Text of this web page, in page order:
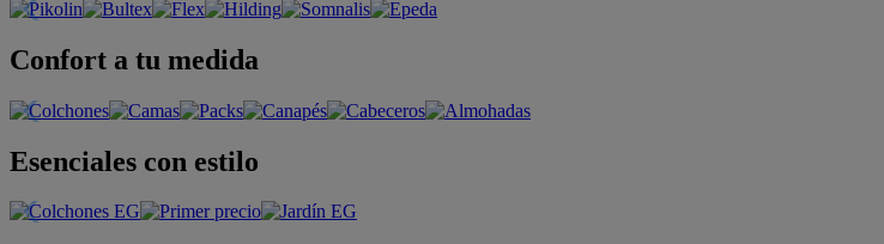
Confort a tu medida
Esenciales con estilo